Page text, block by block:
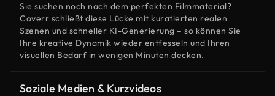
Sie suchen noch nach dem perfekten Filmmaterial?
Coverr schließt diese Lücke mit kuratierten realen
Szenen und schneller KI-Generierung – so können Sie
Ihre kreative Dynamik wieder entfesseln und Ihren
visuellen Bedarf in wenigen Minuten decken.
Soziale Medien & Kurzvideos